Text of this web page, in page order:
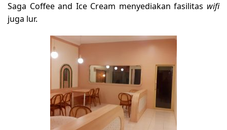
Saga Coffee and Ice Cream menyediakan fasilitas wifi
juga lur.